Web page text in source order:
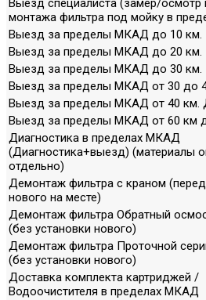
Выезд специалиста (замер/осмотр
монтажа фильтра под мойку в
Выезд за пределы МКАД до 10 км.
Выезд за пределы МКАД до 20 км.
Выезд за пределы МКАД до 30 км.
Выезд за пределы МКАД от 30 до
Выезд за пределы МКАД от 40 км.
Выезд за пределы МКАД от 60 км
Диагностика в пределах МКАД
(Диагностика+выезд) (материалы
отдельно)
Демонтаж фильтра с краном
нового на месте)
Демонтаж фильтра Обратный
(без установки нового)
Демонтаж фильтра Проточной
(без установки нового)
Доставка комплекта картриджей /
Водоочистителя в пределах МКАД